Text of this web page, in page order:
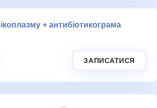
+ антибіотикограма
ЗАПИСАТИСЯ